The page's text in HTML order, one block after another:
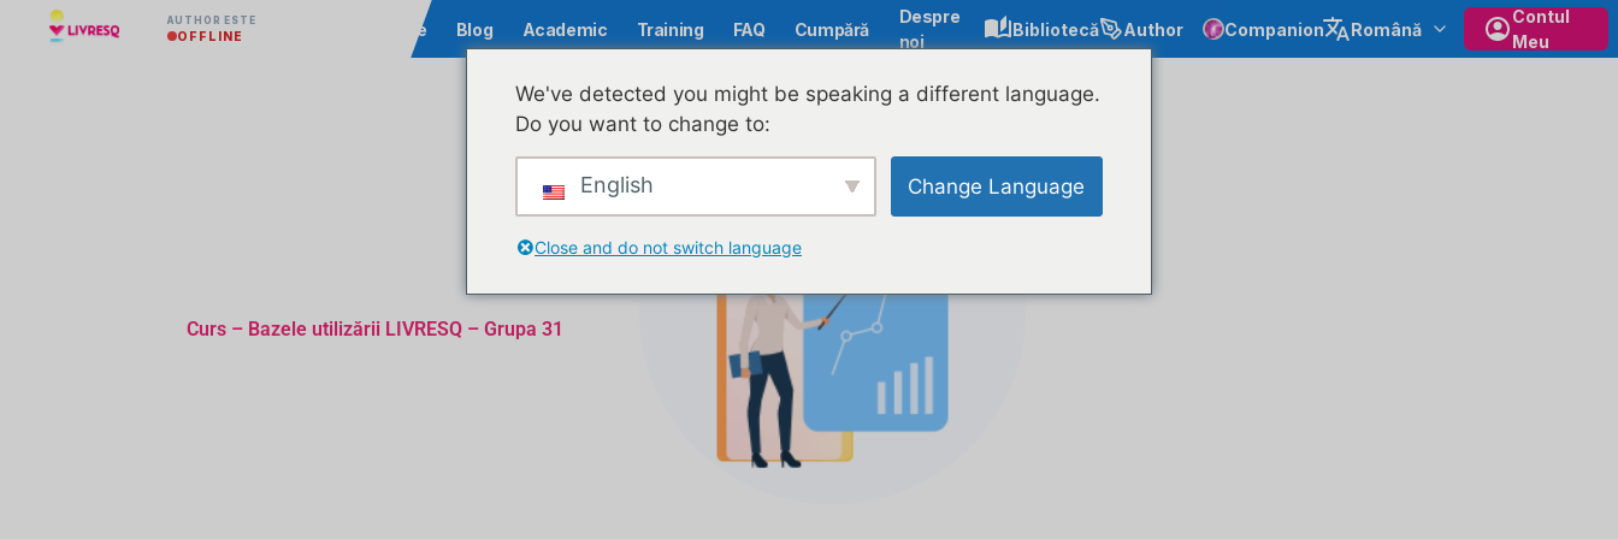
AUTHOR ESTE
OFFLINE Comunitate Blog Academic Training FAQ Cumpără
Despre
noi
Bibliotecă Author Companion Română
Contul
Meu
Curs – Bazele utilizării LIVRESQ – Grupa 31
We've detected you might be speaking a different language.
Do you want to change to:
English Change Language
Close and do not switch language